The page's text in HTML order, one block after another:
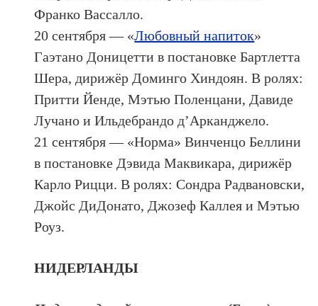
Франко Вассалло.
20 сентября — «Любовный напиток»
Гаэтано Доницетти в постановке Бартлетта
Шера, дирижёр Доминго Хиндоян. В ролях:
Притти Йенде, Мэтью Поленцани, Давиде
Лучано и Ильдебрандо д’Арканджело.
21 сентября — «Норма» Винченцо Беллини
в постановке Дэвида Маквикара, дирижёр
Карло Рицци. В ролях: Сондра Радвановски,
Джойс ДиДонато, Джозеф Каллея и Мэтью
Роуз.
НИДЕРЛАНДЫ